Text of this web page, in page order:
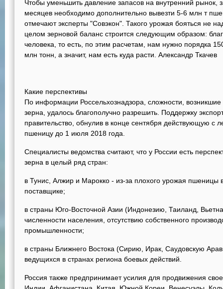
Чтобы уменьшить давление запасов на внутренний рынок,
месяцев необходимо дополнительно вывезти 5-6 млн т
отмечают эксперты "Совэкон". Такого урожая бояться не
целом зерновой баланс строится следующим образом:
человека, то есть, по этим расчетам, нам нужно порядка
млн тонн, а значит, нам есть куда расти. Александр Ткачев
Какие перспективы
По информации Россельхознадзора, сложности,
зерна, удалось благополучно разрешить. Поддержку
правительство, обнулив в конце сентября действующую с
пшеницу до 1 июля 2018 года.
Специалисты ведомства считают, что у России есть
зерна в целый ряд стран:
в Тунис, Алжир и Марокко - из-за плохого урожая
поставщике;
в страны Юго-Восточной Азии (Индонезию, Таиланд,
численности населения, отсутствию собственного
промышленности;
в страны Ближнего Востока (Сирию, Ирак, Саудовскую
ведущихся в странах региона боевых действий.
Россия также предпринимает усилия для продвижения